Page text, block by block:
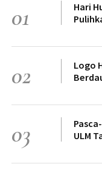
01
Hari
02
Logo
03
ULM